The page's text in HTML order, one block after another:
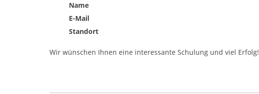
Name
E-Mail
Standort
Wir wünschen Ihnen eine interessante Schulung und viel Erfolg!